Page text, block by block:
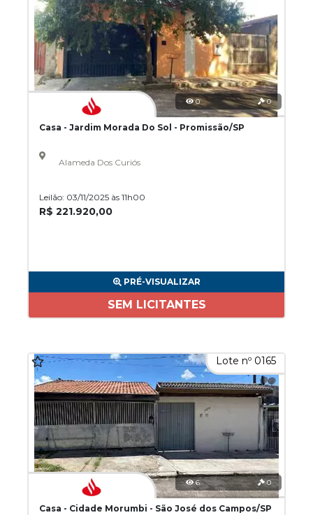
0 0
Casa - Jardim Morada Do Sol - Promissão/SP
Alameda Dos Curiós
Leilão: 03/11/2025 às 11h00
R$ 221.920,00
PRÉ-VISUALIZAR
SEM LICITANTES
Lote nº 0165
6 0
Casa - Cidade Morumbi - São José dos Campos/SP